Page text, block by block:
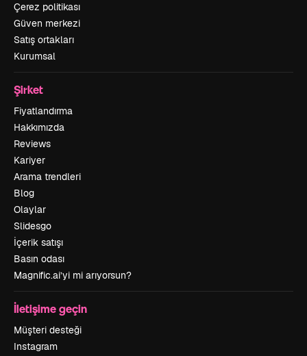
Çerez politikası
Güven merkezi
Satış ortakları
Kurumsal
Şirket
Fiyatlandırma
Hakkımızda
Reviews
Kariyer
Arama trendleri
Blog
Olaylar
Slidesgo
İçerik satışı
Basın odası
Magnific.ai’yi mi arıyorsun?
İletişime geçin
Müşteri desteği
Instagram